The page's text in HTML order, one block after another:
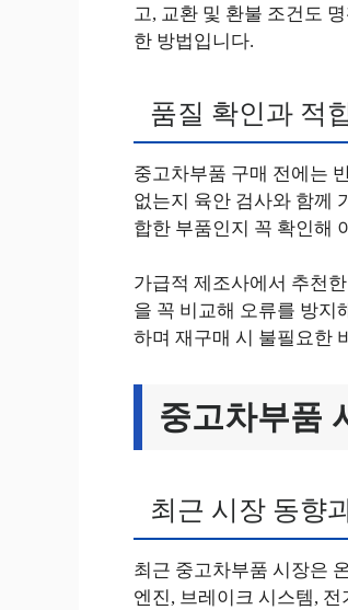
고, 교환 및 환불 조건도
한 방법입니다.
품질 확인과 적
중고차부품 구매 전에는
없는지 육안 검사와 함께
합한 부품인지 꼭 확인해
가급적 제조사에서 추천
을 꼭 비교해 오류를 방지
하며 재구매 시 불필요한
중고차부품
최근 시장 동향
최근 중고차부품 시장은
엔진, 브레이크 시스템,